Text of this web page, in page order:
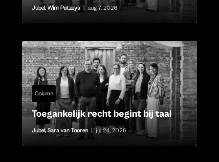
Jubel,Wim Putzeys | aug 7, 2026
Column
Toegankelijk recht begint bij taal
Jubel,Sara van Tooren | jul 24, 2026